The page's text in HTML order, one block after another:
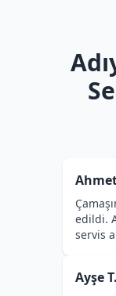
edildi.
servis
Ayşe T.